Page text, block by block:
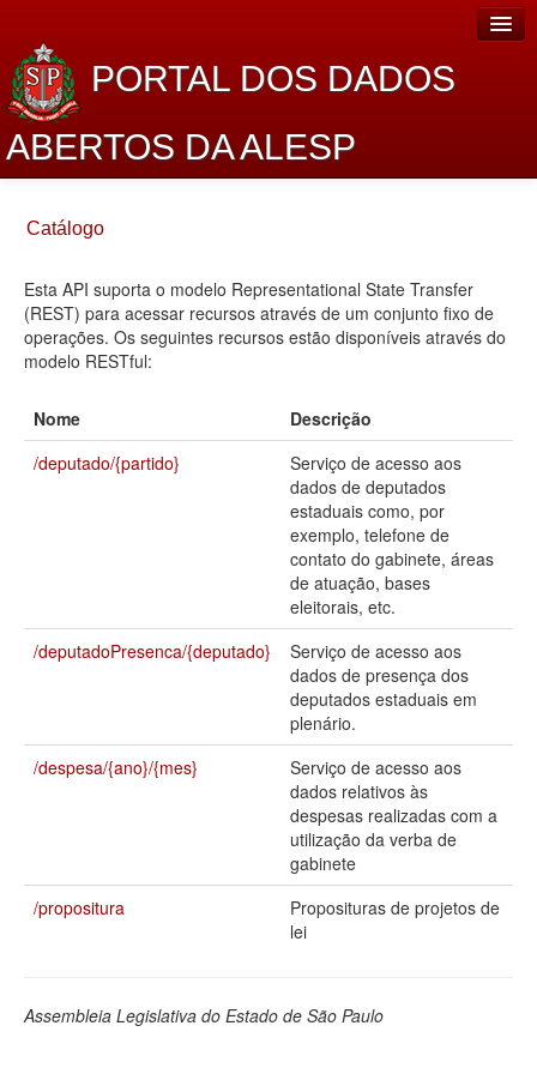
PORTAL DOS DADOS
ABERTOS DA ALESP
Sobre o projeto
Dados Abertos Alesp
Lei de Acesso à Informação
Planejamento
Catálogo de dados
Legislação
Perguntas frequentes
Catálogo
Esta API suporta o modelo Representational State Transfer
(REST) para acessar recursos através de um conjunto fixo de
operações. Os seguintes recursos estão disponíveis através do
modelo RESTful:
Nome
Descrição
/deputado/{partido}
Serviço de acesso aos
dados de deputados
estaduais como, por
exemplo, telefone de
contato do gabinete, áreas
de atuação, bases
eleitorais, etc.
/deputadoPresenca/{deputado}
Serviço de acesso aos
dados de presença dos
deputados estaduais em
plenário.
/despesa/{ano}/{mes}
Serviço de acesso aos
dados relativos às
despesas realizadas com a
utilização da verba de
gabinete
/propositura
Proposituras de projetos de
lei
Assembleia Legislativa do Estado de São Paulo